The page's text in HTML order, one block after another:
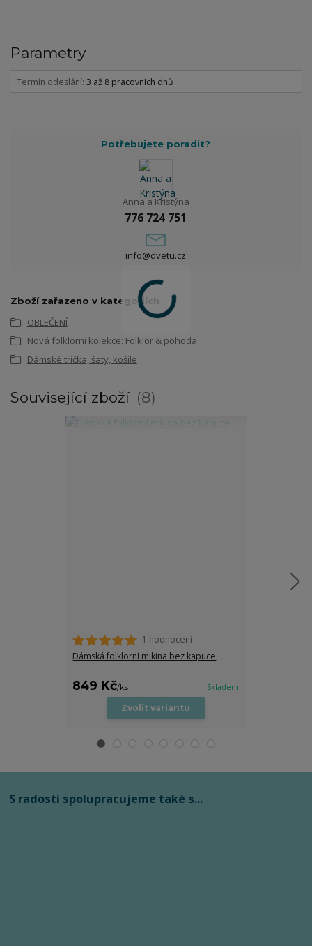
Parametry
Termín odeslání 3 až 8 pracovních dnů
Potřebujete poradit?
Anna a Kristýna
776 724 751
info@dvetu.cz
Zboží zařazeno v kategoriích
OBLEČENÍ
Nová folklorní kolekce: Folklor & pohoda
Dámské trička, šaty, košile
Související zboží 8
1 hodnocení
Dámská folklorní mikina bez kapuce
849 Kč/ks Skladem
Zvolit variantu
S radostí spolupracujeme také s...